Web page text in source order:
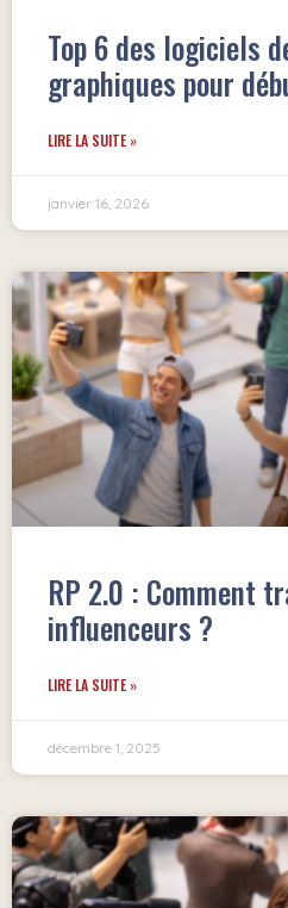
Top 6 des logiciels
graphiques pour
LIRE LA SUITE »
janvier 16, 2026
RP 2.0 : Comment
influenceurs ?
LIRE LA SUITE »
décembre 1, 2025